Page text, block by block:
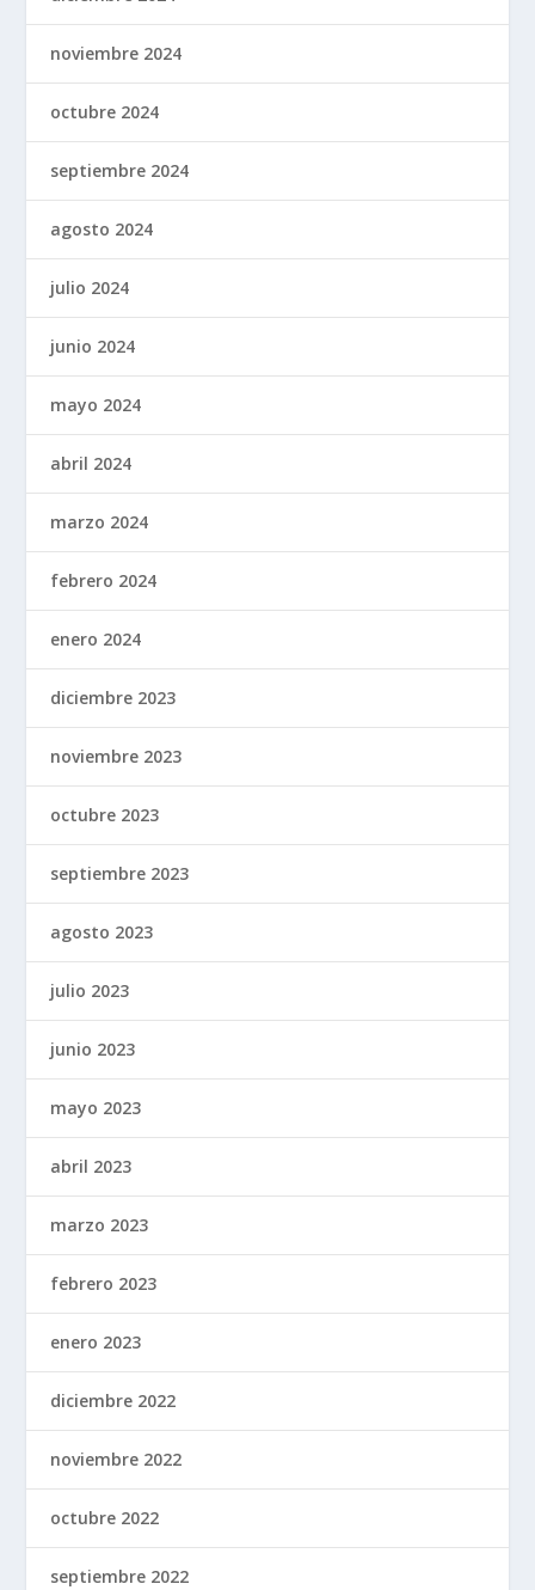
noviembre 2024
octubre 2024
septiembre 2024
agosto 2024
julio 2024
junio 2024
mayo 2024
abril 2024
marzo 2024
febrero 2024
enero 2024
diciembre 2023
noviembre 2023
octubre 2023
septiembre 2023
agosto 2023
julio 2023
junio 2023
mayo 2023
abril 2023
marzo 2023
febrero 2023
enero 2023
diciembre 2022
noviembre 2022
octubre 2022
septiembre 2022